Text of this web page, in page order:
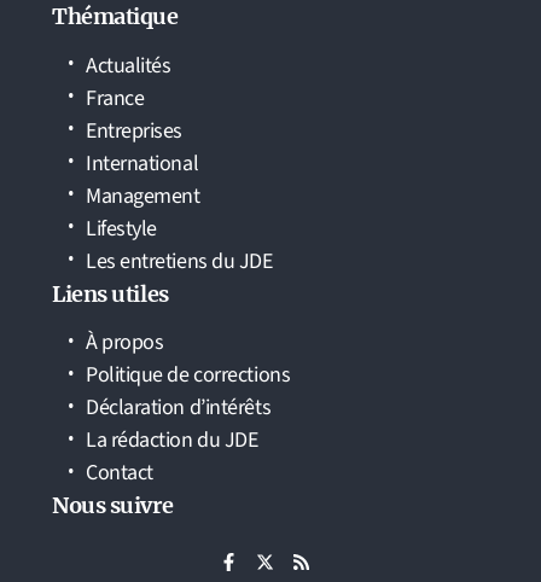
Thématique
Actualités
France
Entreprises
International
Management
Lifestyle
Les entretiens du JDE
Liens utiles
À propos
Politique de corrections
Déclaration d’intérêts
La rédaction du JDE
Contact
Nous suivre